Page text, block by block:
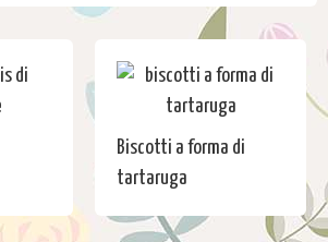
Biscotti a forma di
tartaruga